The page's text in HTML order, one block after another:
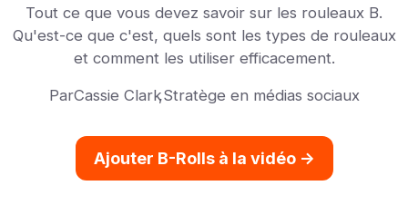
Tout ce que vous devez savoir sur les rouleaux B.
Qu'est-ce que c'est, quels sont les types de rouleaux
et comment les utiliser efficacement.
ParCassie Clark,Stratège en médias sociaux
Ajouter B-Rolls à la vidéo ->